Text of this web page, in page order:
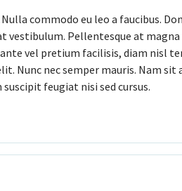
commodo eu leo a faucibus.
vestibulum. Pellentesque at
vel pretium facilisis, diam nisl
Nunc nec semper mauris. Nam
feugiat nisi sed cursus.